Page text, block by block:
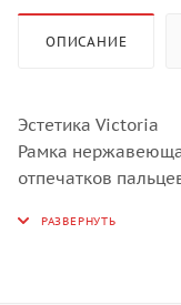
ОПИСАНИЕ
Эстетика Victoria
Рамка
отпечатков
стали